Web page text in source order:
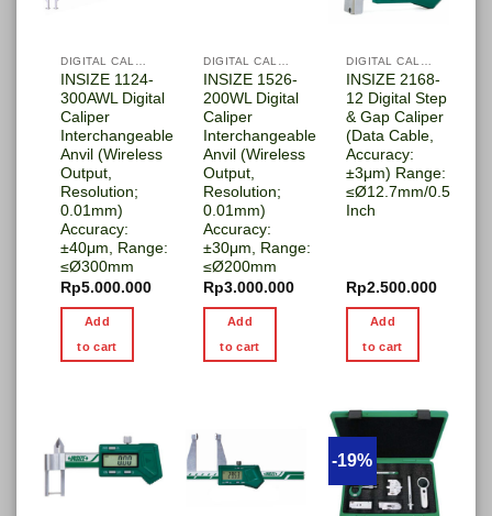
INSIZE 1124-
300AWL Digital
Caliper
Interchangeable
Anvil (Wireless
Output,
Resolution;
0.01mm)
Accuracy:
±40μm, Range:
≤Ø300mm
Rp5.000.000
Add
to cart
INSIZE 1526-
200WL Digital
Caliper
Interchangeable
Anvil (Wireless
Output,
Resolution;
0.01mm)
Accuracy:
±30μm, Range:
≤Ø200mm
Rp3.000.000
Add
to cart
INSIZE 2168-
12 Digital Step
& Gap Caliper
(Data Cable,
Accuracy:
±3μm) Range:
≤Ø12.7mm/0.5
Inch
Rp2.500.000
Add
to cart
-19%